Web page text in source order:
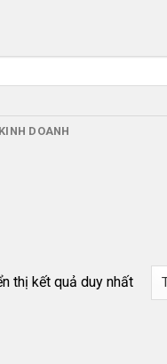
DOANH
thị kết quả duy nhất